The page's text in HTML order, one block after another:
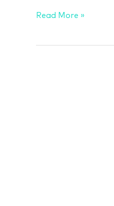
Read More »